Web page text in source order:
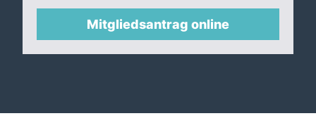
Mitgliedsantrag online